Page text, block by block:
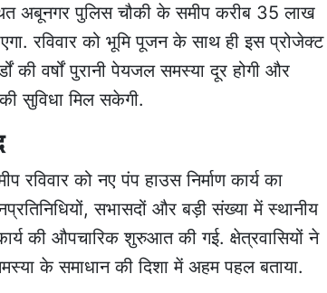
अबूनगर पुलिस चौकी के समीप करीब 35 लाख
रविवार को भूमि पूजन के साथ ही इस प्रोजेक्ट
की वर्षों पुरानी पेयजल समस्या दूर होगी और
सुविधा मिल सकेगी.
को नए पंप हाउस निर्माण कार्य का
सभासदों और बड़ी संख्या में स्थानीय
की औपचारिक शुरुआत की गई. क्षेत्रवासियों ने
के समाधान की दिशा में अहम पहल बताया.